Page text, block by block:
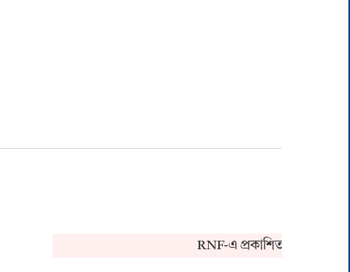
RNF-এ প্রকাশিত খবর সংক্রান্ত